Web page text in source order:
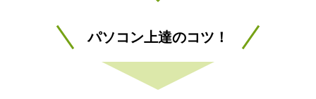
パソコン上達のコツ！